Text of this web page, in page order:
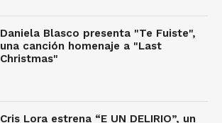
Daniela Blasco presenta "Te Fuiste",
una canción homenaje a "Last
Christmas"
Cris Lora estrena “E UN DELIRIO”, un